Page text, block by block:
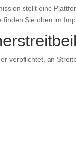
stellt eine
finden Sie oben im
verpflichtet, an